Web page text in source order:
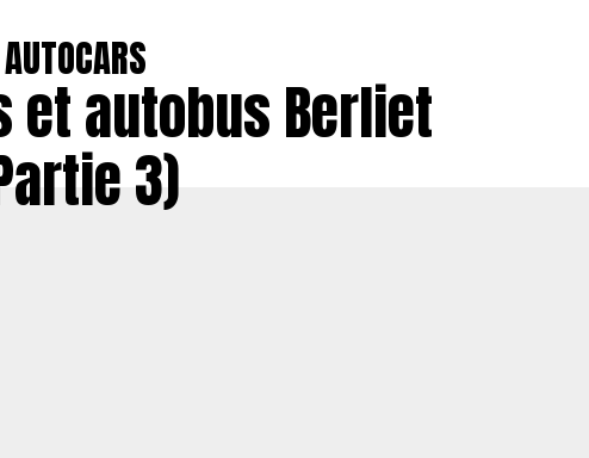
AUTOCARS
et autobus Berliet
3)